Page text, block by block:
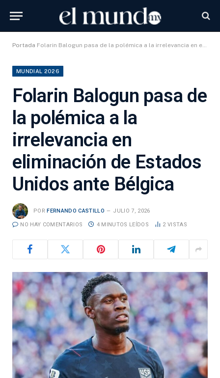
Portada Folarin Balogun pasa de la polémica a la irrelevancia en eliminación de Estados Unidos ante Bélgica
MUNDIAL 2026
Folarin Balogun pasa de
la polémica a la
irrelevancia en
eliminación de Estados
Unidos ante Bélgica
POR FERNANDO CASTILLO JULIO 7, 2026
NO HAY COMENTARIOS 4 MINUTOS LEÍDOS 2 VISTAS